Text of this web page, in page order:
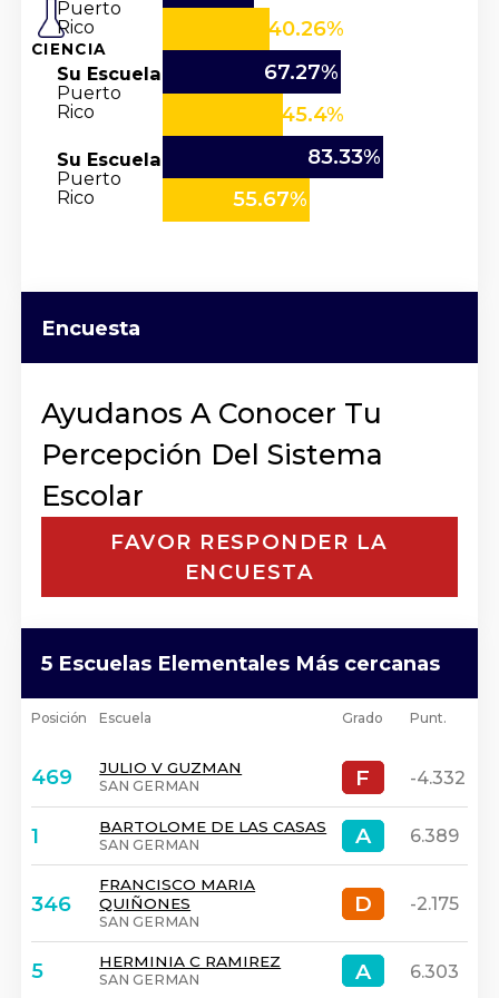
CIENCIA
Puerto
Rico
40.26%
Su Escuela
Puerto
Rico
67.27%
45.4%
Su Escuela
Puerto
Rico
83.33%
55.67%
Encuesta
Ayudanos A Conocer Tu
Percepción Del Sistema
Escolar
FAVOR RESPONDER LA
ENCUESTA
5 Escuelas Elementales Más cercanas
Posición Escuela Grado Punt.
469 JULIO V GUZMAN
SAN GERMAN F
F -4.332
1 BARTOLOME DE LAS CASAS
SAN GERMAN A
A 6.389
346
FRANCISCO MARIA
QUIÑONES
SAN GERMAN
D
D -2.175
5 HERMINIA C RAMIREZ
SAN GERMAN A
A 6.303